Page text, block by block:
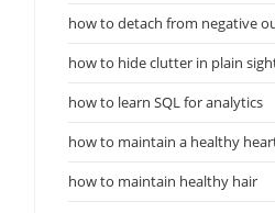
how to detach from negative
how to hide clutter in plain
how to learn SQL for analytics
how to maintain a healthy
how to maintain healthy hair